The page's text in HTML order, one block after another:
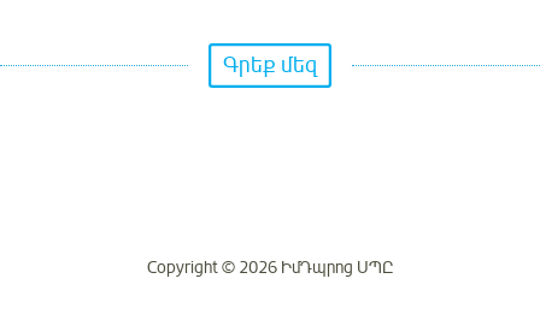
Գրեք մեզ
Copyright © 2026 ԻմԴպրոց ՍՊԸ